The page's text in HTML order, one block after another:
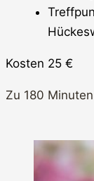
Kosten 25 €
Zu 180